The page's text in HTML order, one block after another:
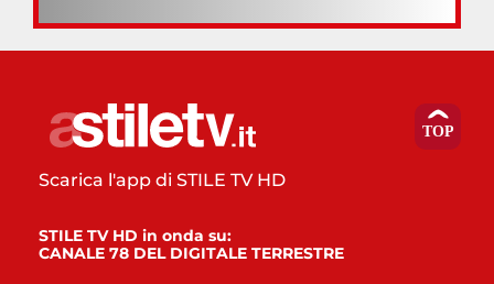
Scarica l'app di STILE TV HD
STILE TV HD in onda su:
CANALE 78 DEL DIGITALE TERRESTRE